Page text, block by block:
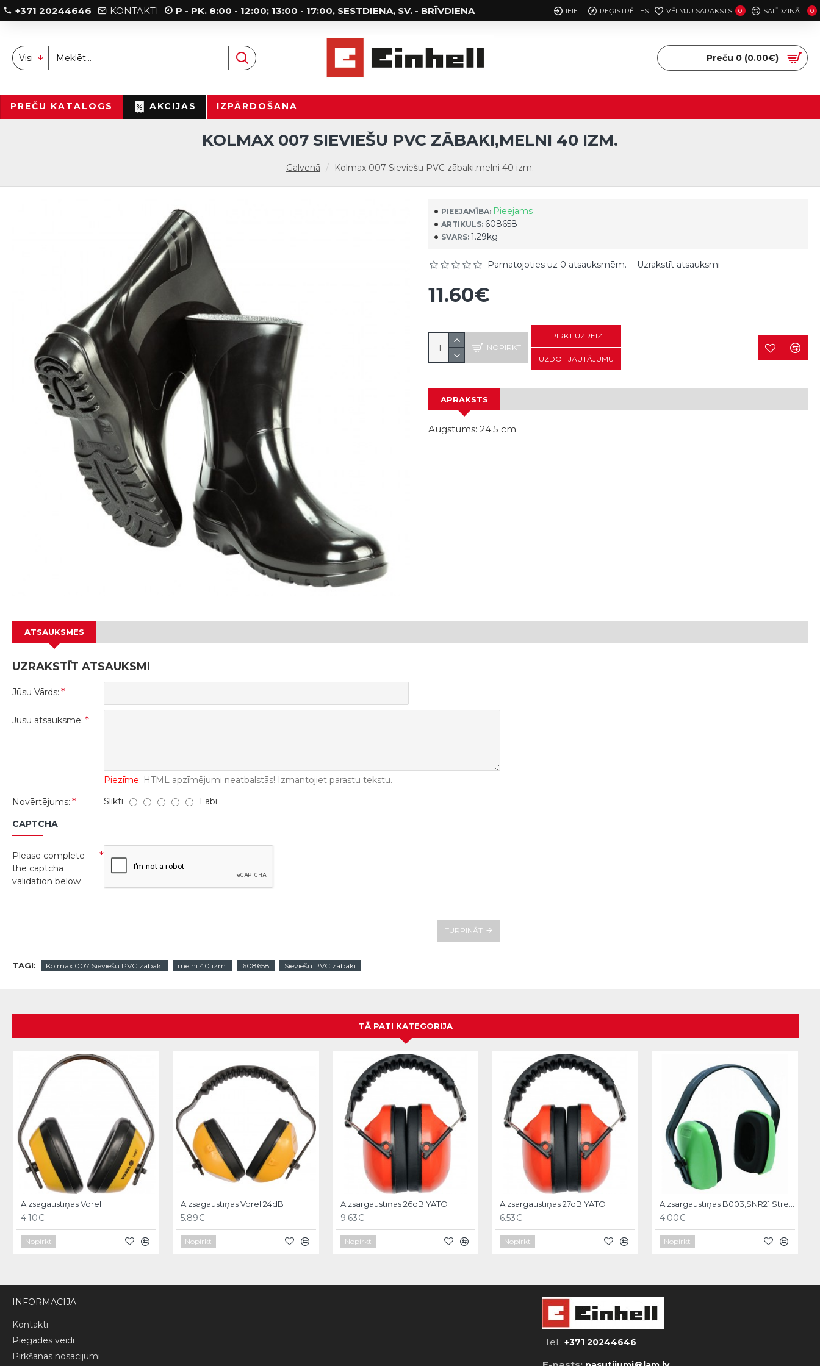
+371 20244646 KONTAKTI P - PK. 8:00 - 12:00; 13:00 - 17:00, SESTDIENA, SV. - BRĪVDIENA IEIET REĢISTRĒTIES VĒLMJU SARAKSTS 0 SALĪDZINĀT 0
Visi Preču 0 (0.00€)
PREČU KATALOGS AKCIJAS IZPĀRDOŠANA
Galvenā Kolmax 007 Sieviešu PVC zābaki,melni 40 izm.
KOLMAX 007 SIEVIEŠU PVC ZĀBAKI,MELNI 40 IZM.
PIEEJAMĪBA: Pieejams
ARTIKULS: 608658
SVARS: 1.29kg
Pamatojoties uz 0 atsauksmēm. - Uzrakstīt atsauksmi
11.60€
NOPIRKT
PIRKT UZREIZ
UZDOT JAUTĀJUMU
APRAKSTS
Augstums: 24.5 cm
ATSAUKSMES
UZRAKSTĪT ATSAUKSMI
Jūsu Vārds:
Jūsu atsauksme:
Piezīme: HTML apzīmējumi neatbalstās! Izmantojiet parastu tekstu.
Novērtējums:
Slikti Labi
CAPTCHA
Please complete
the captcha
validation below
TURPINĀT
TAGI: Kolmax 007 Sieviešu PVC zābaki melni 40 izm. 608658 Sieviešu PVC zābaki
TĀ PATI KATEGORIJA
Aizsagaustiņas Vorel
4.10€
Nopirkt
Aizsagaustiņas Vorel 24dB
5.89€
Nopirkt
Aizsargaustiņas 26dB YATO
9.63€
Nopirkt
Aizsargaustiņas 27dB YATO
6.53€
Nopirkt
4.00€
Nopirkt
INFORMĀCIJA
Kontakti
Piegādes veidi
Pirkšanas nosacījumi
Tel.:+371 20244646